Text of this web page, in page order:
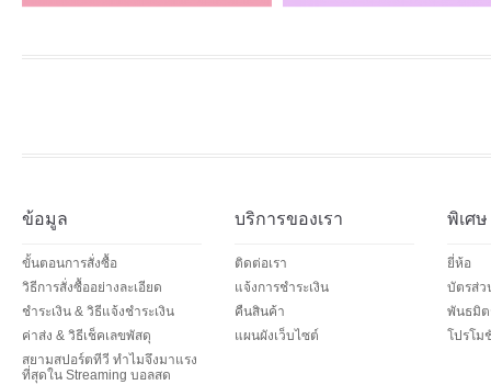
ข้อมูล
ขั้นตอนการสั่งซื้อ
วิธีการสั่งซื้ออย่างละเอียด
ชำระเงิน & วิธีแจ้งชำระเงิน
ค่าส่ง & วิธีเช็คเลขพัสดุ
สยามสปอร์ตทีวี ทำไมจึงมาแรง
ที่สุดใน Streaming บอลสด
บริการของเรา
ติดต่อเรา
แจ้งการชำระเงิน
คืนสินค้า
แผนผังเว็บไซต์
พิเศษ
ยี่ห้อ
บัตรส่ว
พันธมิต
โปรโม